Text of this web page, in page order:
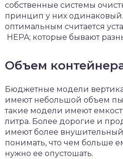
собственные системы
принцип у них
оптимальным считается
HEPA; которые бывают
Объем
Бюджетные модели
имеют небольшой объем
такие модели имеют
литра. Более дорогие и
имеют более
понимать, что чем больше
нужно ее опустошать.